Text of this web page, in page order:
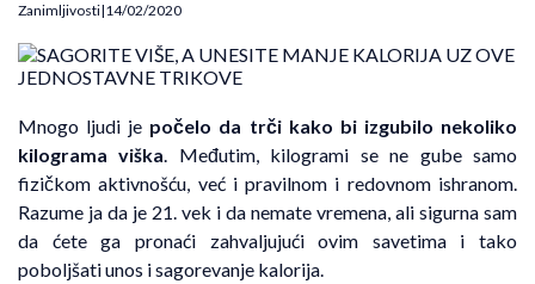
Zanimljivosti|14/02/2020
Mnogo ljudi je počelo da trči kako bi izgubilo nekoliko
kilograma viška. Međutim, kilogrami se ne gube samo
fizičkom aktivnošću, već i pravilnom i redovnom ishranom.
Razume ja da je 21. vek i da nemate vremena, ali sigurna sam
da ćete ga pronaći zahvaljujući ovim savetima i tako
poboljšati unos i sagorevanje kalorija.